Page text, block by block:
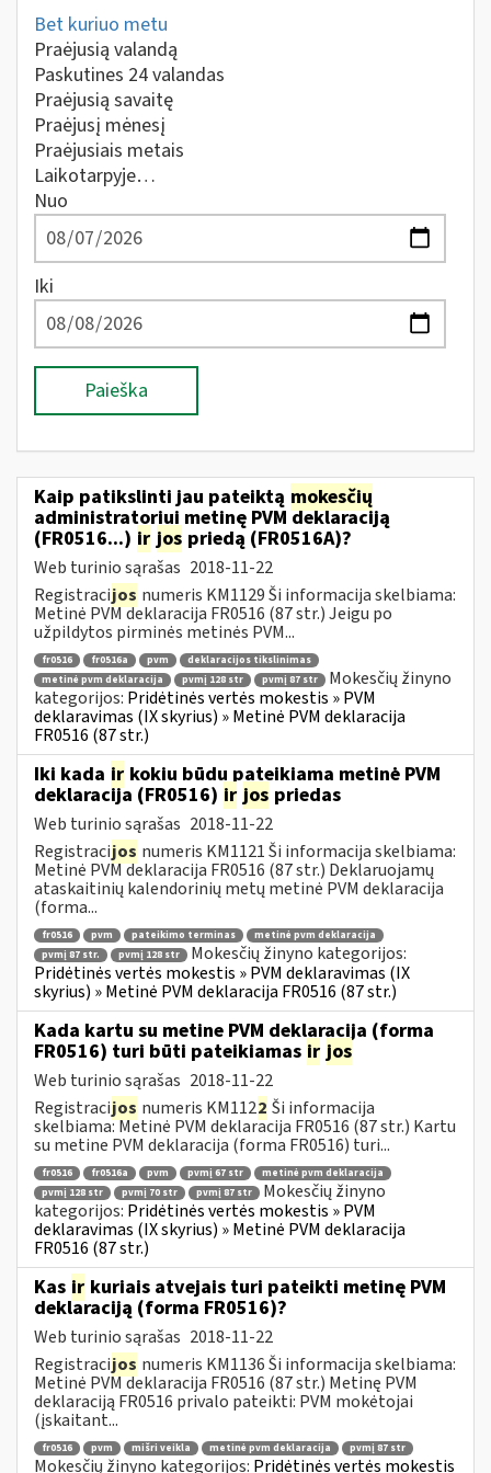
Bet kuriuo metu
Praėjusią valandą
Paskutines 24 valandas
Praėjusią savaitę
Praėjusį mėnesį
Praėjusiais metais
Laikotarpyje…
Nuo
Iki
Paieška
Kaip patikslinti jau pateiktą mokesčių
administratoriui metinę PVM deklaraciją
(FR0516...) ir jos priedą (FR0516A)?
Web turinio sąrašas 2018-11-22
Registracijos numeris KM1129 Ši informacija skelbiama:
Metinė PVM deklaracija FR0516 (87 str.) Jeigu po
užpildytos pirminės metinės PVM...
fr0516 fr0516a pvm
deklaracijos tikslinimas
metinė pvm deklaracija
pvmį 128 str pvmį 87 str
Mokesčių žinyno
kategorijos: Pridėtinės vertės mokestis » PVM
deklaravimas (IX skyrius) » Metinė PVM deklaracija
FR0516 (87 str.)
Iki kada ir kokiu būdu pateikiama metinė PVM
deklaracija (FR0516) ir jos priedas
Web turinio sąrašas 2018-11-22
Registracijos numeris KM1121 Ši informacija skelbiama:
Metinė PVM deklaracija FR0516 (87 str.) Deklaruojamų
ataskaitinių kalendorinių metų metinė PVM deklaracija
(forma...
fr0516 pvm pateikimo terminas
metinė pvm deklaracija
pvmį 87 str.
pvmį 128 str
Mokesčių žinyno kategorijos:
Pridėtinės vertės mokestis » PVM deklaravimas (IX
skyrius) » Metinė PVM deklaracija FR0516 (87 str.)
Kada kartu su metine PVM deklaracija (forma
FR0516) turi būti pateikiamas ir jos
Web turinio sąrašas 2018-11-22
Registracijos numeris KM1122 Ši informacija
skelbiama: Metinė PVM deklaracija FR0516 (87 str.) Kartu
su metine PVM deklaracija (forma FR0516) turi...
fr0516 fr0516a pvm pvmį 67 str
metinė pvm deklaracija
pvmį 128 str
pvmį 70 str pvmį 87 str
Mokesčių žinyno
kategorijos: Pridėtinės vertės mokestis » PVM
deklaravimas (IX skyrius) » Metinė PVM deklaracija
FR0516 (87 str.)
Kas ir kuriais atvejais turi pateikti metinę PVM
deklaraciją (forma FR0516)?
Web turinio sąrašas 2018-11-22
Registracijos numeris KM1136 Ši informacija skelbiama:
Metinė PVM deklaracija FR0516 (87 str.) Metinę PVM
deklaraciją FR0516 privalo pateikti: PVM mokėtojai
(įskaitant...
fr0516 pvm mišri veikla metinė pvm deklaracija pvmį 87 str
Mokesčių žinyno kategorijos: Pridėtinės vertės mokestis